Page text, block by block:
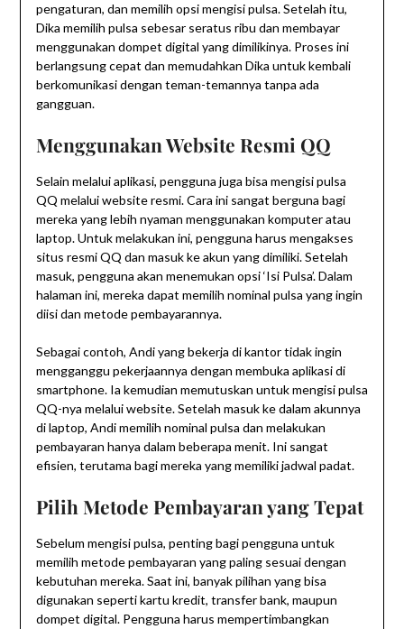
pengaturan, dan memilih opsi mengisi pulsa. Setelah itu,
Dika memilih pulsa sebesar seratus ribu dan membayar
menggunakan dompet digital yang dimilikinya. Proses ini
berlangsung cepat dan memudahkan Dika untuk kembali
berkomunikasi dengan teman-temannya tanpa ada
gangguan.
Menggunakan Website Resmi QQ
Selain melalui aplikasi, pengguna juga bisa mengisi pulsa
QQ melalui website resmi. Cara ini sangat berguna bagi
mereka yang lebih nyaman menggunakan komputer atau
laptop. Untuk melakukan ini, pengguna harus mengakses
situs resmi QQ dan masuk ke akun yang dimiliki. Setelah
masuk, pengguna akan menemukan opsi ‘Isi Pulsa’. Dalam
halaman ini, mereka dapat memilih nominal pulsa yang ingin
diisi dan metode pembayarannya.
Sebagai contoh, Andi yang bekerja di kantor tidak ingin
mengganggu pekerjaannya dengan membuka aplikasi di
smartphone. Ia kemudian memutuskan untuk mengisi pulsa
QQ-nya melalui website. Setelah masuk ke dalam akunnya
di laptop, Andi memilih nominal pulsa dan melakukan
pembayaran hanya dalam beberapa menit. Ini sangat
efisien, terutama bagi mereka yang memiliki jadwal padat.
Pilih Metode Pembayaran yang Tepat
Sebelum mengisi pulsa, penting bagi pengguna untuk
memilih metode pembayaran yang paling sesuai dengan
kebutuhan mereka. Saat ini, banyak pilihan yang bisa
digunakan seperti kartu kredit, transfer bank, maupun
dompet digital. Pengguna harus mempertimbangkan